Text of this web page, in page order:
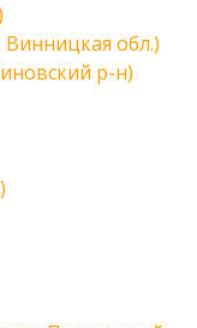
Винницкая обл.)
р-н)